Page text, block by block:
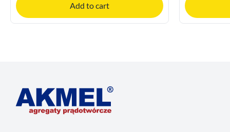
Add to cart